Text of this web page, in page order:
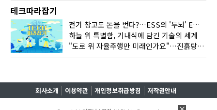
테크따라잡기
전기 창고도 돈을 번다?…ESS의 '두뇌' EMO가 뭐길래
하늘 위 특별함, 기내식에 담긴 기술의 세계
"도로 위 자율주행만 미래인가요"…진흙탕서 길 내는 HD현대 AI 기술
회사소개 이용약관 개인정보취급방침 저작권안내